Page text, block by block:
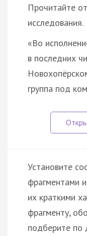
Прочитайте
исследования.
«Во
в последних
группа под
Установите
фрагментами
их краткими
фрагменту,
подберите по